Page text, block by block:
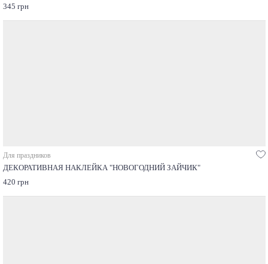
345 грн
Для праздников
ДЕКОРАТИВНАЯ НАКЛЕЙКА "НОВОГОДНИЙ ЗАЙЧИК"
420 грн